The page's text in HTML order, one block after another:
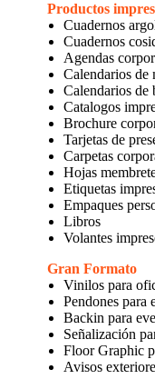
Productos
Cuadernos
Cuadernos
Agendas
Calendarios de
Calendarios
Catalogos
Brochure
Tarjetas de
Carpetas
Hojas
Etiquetas
Empaques
Libros
Volantes
Gran Formato
Vinilos para
Pendones para
Backin para
Señalización
Floor Graphic
Avisos